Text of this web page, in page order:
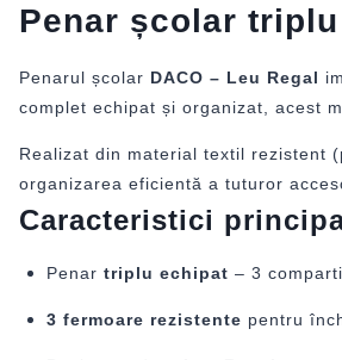
Penar școlar
Penarul școlar DACO – Leu Regal
complet echipat și organizat, acest
Realizat din material textil rezistent
organizarea eficientă a tuturor
Caracteristici
Penar triplu echipat – 3
3 fermoare rezistente pentru